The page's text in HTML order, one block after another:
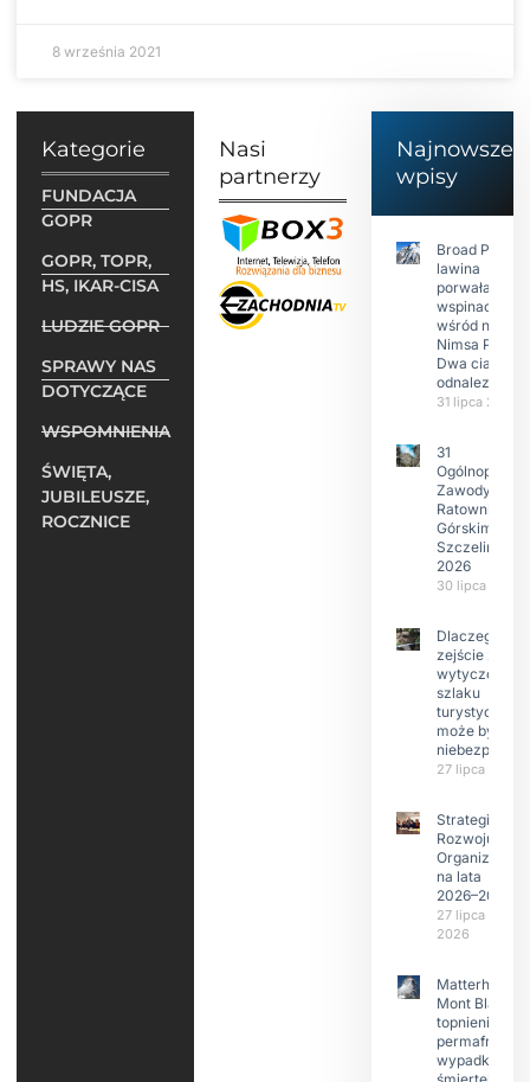
8 września 2021
Kategorie
FUNDACJA
GOPR
GOPR, TOPR,
HS, IKAR-CISA
LUDZIE GOPR
SPRAWY NAS
DOTYCZĄCE
WSPOMNIENIA
ŚWIĘTA,
JUBILEUSZE,
ROCZNICE
Nasi
partnerzy
Najnowsze
wpisy
Broad Peak:
lawina
porwała 10
wspinaczy,
wśród nich
Nimsa Purję.
Dwa ciała
odnalezione.
31 lipca 2026
31
Ogólnopolskie
Zawody w
Ratownictwie
Górskim –
Szczeliniec
2026
30 lipca 2026
Dlaczego
zejście z
wytyczonego
szlaku
może być
27 lipca 2026
Strategia
Rozwoju
Organizacji
na lata
2026–2029
27 lipca
2026
Matterhorn i
Mont Blanc:
topnienie
permafrost,
wypadki